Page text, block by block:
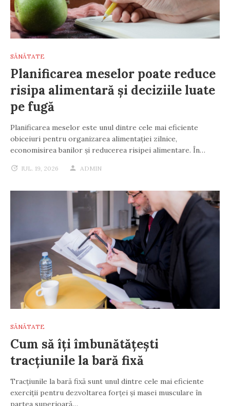
SĂNĂTATE
Planificarea meselor poate reduce
risipa alimentară și deciziile luate
pe fugă
Planificarea meselor este unul dintre cele mai eficiente
obiceiuri pentru organizarea alimentației zilnice,
economisirea banilor și reducerea risipei alimentare. În…
IUL. 19, 2026 ADMIN
SĂNĂTATE
Cum să îți îmbunătățești
tracțiunile la bară fixă
Tracțiunile la bară fixă sunt unul dintre cele mai eficiente
exerciții pentru dezvoltarea forței și masei musculare în
partea superioară…